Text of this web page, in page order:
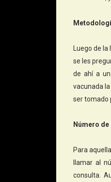
Luego de
se les
de ahí a
vacunada
ser tomado
Número
Para
llamar al
consulta.